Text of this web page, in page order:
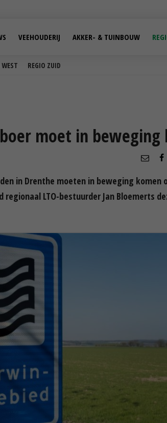
REGIO ZUID
VEEHOUDERIJ AKKER- & TUINBOUW
moet in beweging
in Drenthe moeten in beweging komen
LTO-bestuurder Jan Bloemerts